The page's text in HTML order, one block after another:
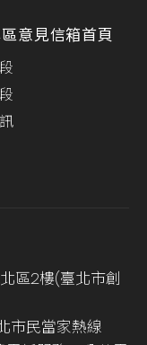
意見信箱首頁
區2樓(臺北市創
市民當家熱線